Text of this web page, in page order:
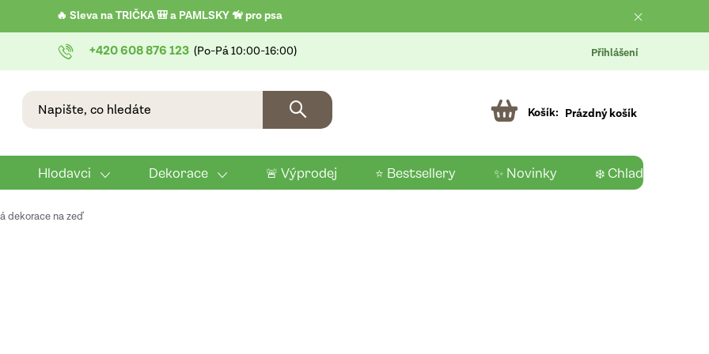
🔥 Sleva na TRIČKA 🎒 a PAMLSKY 🦮 pro psa
+420 608 876 123 Přihlášení
Prázdný košík
Hlodavci Dekorace 🚨 Výprodej ⭐ Bestsellery ✨ Novinky ❄️ Chladící
dekorace na zeď